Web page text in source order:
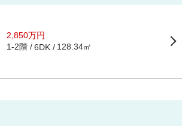
2,850万円
1-2階 6DK 128.34㎡